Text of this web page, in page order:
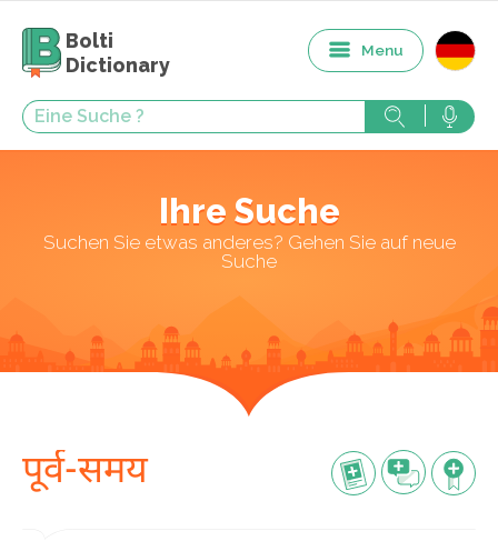
Bolti
Dictionary
Menu
Ihre Suche
Suchen Sie etwas anderes? Gehen Sie auf neue
Suche
पूर्व-समय